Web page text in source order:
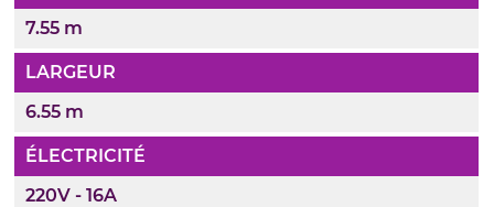
7.55 m
LARGEUR
6.55 m
ÉLECTRICITÉ
220V - 16A